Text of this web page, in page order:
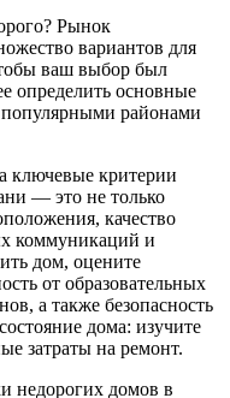
Рынок
вариантов для
ваш выбор был
определить основные
популярными районами
ключевые критерии
— это не только
качество
коммуникаций и
дом, оцените
от образовательных
а также безопасность
дома: изучите
затраты на ремонт.
недорогих домов в